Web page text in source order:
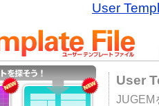
User
User
JUGEM